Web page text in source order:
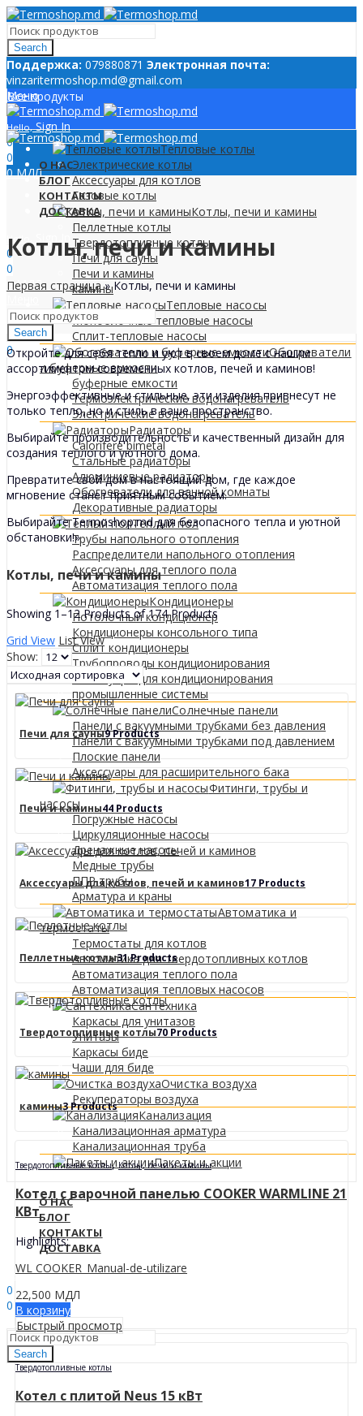
Search
Поддержкa: 079880871 Электронная почта:
vinzaritermoshop.md@gmail.com
Меню
Hello, Sign In
0
0
0МДЛ
Все продукты
Тепловые котлы
Электрические котлы
Аксессуары для котлов
Газовые котлы
Котлы, печи и камины
Пеллетные котлы
Твердотопливные котлы
Печи для сауны
Печи и камины
камины
Тепловые насосы
Моноблочные тепловые насосы
Сплит-тепловые насосы
Обогреватели
и буферные емкости
буферные емкости
Термоэлектрические водонагреватель
Электрические водонагреватель
Радиаторы
Calorifere bimetal
Стальные радиаторы
Алюминиевые радиаторы
Обогреватели для ванной комнаты
Декоративные радиаторы
Tеплый пол
Трубы напольного отопления
Распределители напольного отопления
Аксессуары для теплого пола
Автоматизация теплого пола
Кондиционеры
Потолочный кондиционер
Кондиционеры консольного типа
Сплит кондиционеры
Трубопроводы кондиционирования
Аксессуары для кондиционирования
промышленные системы
Солнечные панели
Панели с вакуумными трубками без давления
Панели с вакуумными трубками под давлением
Плоские панели
Аксессуары для расширительного бака
Фитинги, трубы и
насосы
Погружные насосы
Циркуляционные насосы
Дренажные насосы
Медные трубы
ППР трубы
Арматура и краны
Автоматика и
термостаты
Термостаты для котлов
Автоматика для твердотопливных котлов
Автоматизация теплого пола
Автоматизация тепловых насосов
Сантехника
Каркасы для унитазов
Унитазы
Каркасы биде
Чаши для биде
Очистка воздуха
Рекуператоры воздуха
Канализация
Канализационная арматура
Канализационная труба
Пакеты и акции
О НАС
БЛОГ
КОНТАКТЫ
ДОСТАВКА
Hello, Sign In
0
0
0МДЛ
Search
О НАС
БЛОГ
КОНТАКТЫ
ДОСТАВКА
Hello,
0
0
0МДЛ
Search
0
0МДЛ
Котлы, печи и камины
Первая страница»Котлы, печи и камины
Откройте для себя тепло и уют в своем доме с нашим
ассортиментом современных котлов, печей и каминов!
Энергоэффективные и стильные, эти изделия привнесут не
только тепло, но и стиль в ваше пространство.
Выбирайте производительность и качественный дизайн для
создания теплого и уютного дома.
Превратите свой дом в настоящий дом, где каждое
мгновение станет приятным событием.
Выбирайте Termoshop.md для безопасного тепла и уютной
обстановки!»
Котлы, печи и камины
Showing 1–12 Products of 174 Products
Grid View List View
Show:
Печи для сауны9 Products
Печи и камины44 Products
Аксессуары для котлов, печей и каминов17 Products
Пеллетные котлы31 Products
Твердотопливные котлы70 Products
камины3 Products
Твердотопливные котлы,Котлы, печи и камины
Котел с варочной панелью COOKER WARMLINE 21
КВт
Highlights:
WL COOKER_Manual-de-utilizare
22,500 МДЛ
В корзину
Быстрый просмотр
Твердотопливные котлы
Котел с плитой Neus 15 кВт